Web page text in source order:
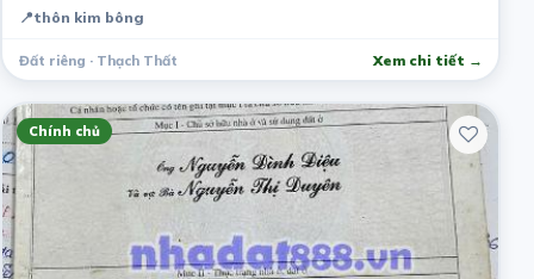
📍thôn kim bông
Đất riêng · Thạch Thất Xem chi tiết →
Chính chủ